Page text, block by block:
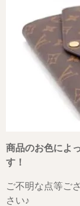
商品のお色によ
す！
ご不明な点等ご
さい♪